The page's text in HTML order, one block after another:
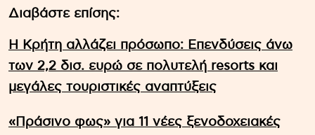
Διαβάστε επίσης:
Η Κρήτη αλλάζει πρόσωπο: Επενδύσεις άνω
των 2,2 δισ. ευρώ σε πολυτελή resorts και
μεγάλες τουριστικές αναπτύξεις
«Πράσινο φως» για 11 νέες ξενοδοχειακές